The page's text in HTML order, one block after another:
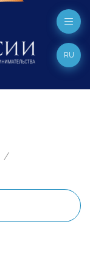
RU